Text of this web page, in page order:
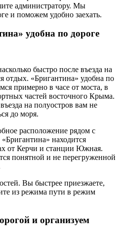
администратору. Мы
и поможем удобно заехать.
удобна по дороге
быстро после въезда на
отдых. «Бригантина» удобна по
примерно в часе от моста, в
частей восточного Крыма.
на полуостров вам не
до моря.
расположение рядом с
находится
от Керчи и станции Южная.
понятной и не перегруженной
Вы быстрее приезжаете,
из режима пути в режим
и организуем